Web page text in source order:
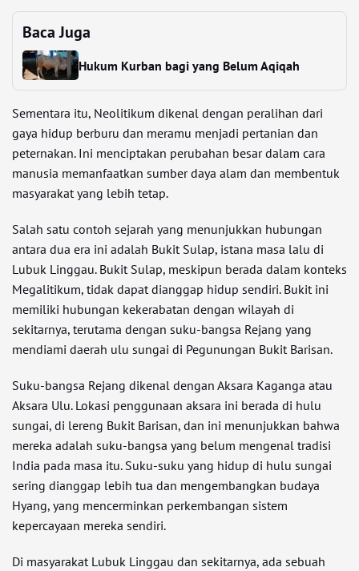
Baca Juga
Hukum Kurban bagi yang Belum Aqiqah
Sementara itu, Neolitikum dikenal dengan peralihan dari
gaya hidup berburu dan meramu menjadi pertanian dan
peternakan. Ini menciptakan perubahan besar dalam cara
manusia memanfaatkan sumber daya alam dan membentuk
masyarakat yang lebih tetap.
Salah satu contoh sejarah yang menunjukkan hubungan
antara dua era ini adalah Bukit Sulap, istana masa lalu di
Lubuk Linggau. Bukit Sulap, meskipun berada dalam konteks
Megalitikum, tidak dapat dianggap hidup sendiri. Bukit ini
memiliki hubungan kekerabatan dengan wilayah di
sekitarnya, terutama dengan suku-bangsa Rejang yang
mendiami daerah ulu sungai di Pegunungan Bukit Barisan.
Suku-bangsa Rejang dikenal dengan Aksara Kaganga atau
Aksara Ulu. Lokasi penggunaan aksara ini berada di hulu
sungai, di lereng Bukit Barisan, dan ini menunjukkan bahwa
mereka adalah suku-bangsa yang belum mengenal tradisi
India pada masa itu. Suku-suku yang hidup di hulu sungai
sering dianggap lebih tua dan mengembangkan budaya
Hyang, yang mencerminkan perkembangan sistem
kepercayaan mereka sendiri.
Di masyarakat Lubuk Linggau dan sekitarnya, ada sebuah